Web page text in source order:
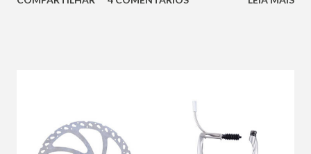
importante calcular cada detalhe. O primeiro passo é criar
elaborado, vai ser o alicerce para o sucesso do seu
empreendimento. Em uma planilha responda: Qual é a
região de atuação que deseja atingir com seus produtos ou